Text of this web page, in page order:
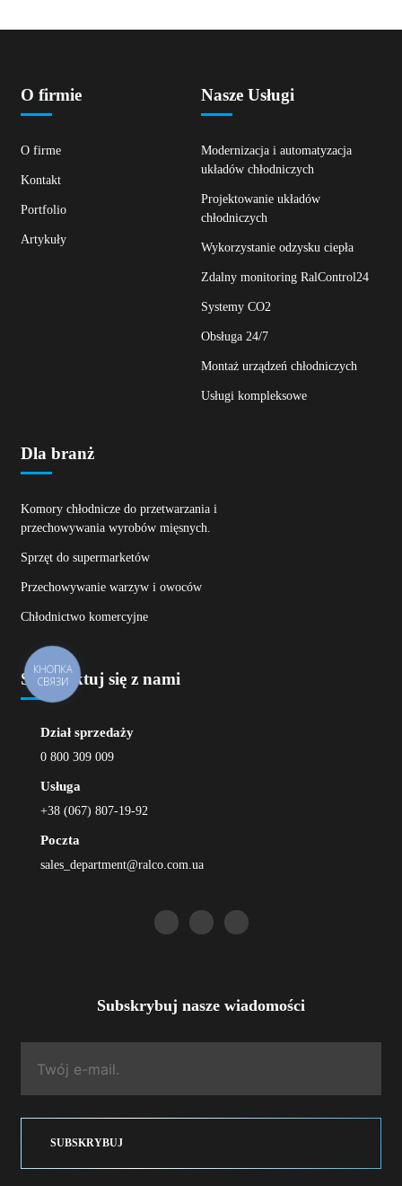
O firmie
O firme
Kontakt
Portfolio
Artykuły
Nasze Usługi
Modernizacja i automatyzacja
układów chłodniczych
Projektowanie układów
chłodniczych
Wykorzystanie odzysku ciepła
Zdalny monitoring RalControl24
Systemy CO2
Obsługa 24/7
Montaż urządzeń chłodniczych
Usługi kompleksowe
Dla branż
Komory chłodnicze do przetwarzania i
przechowywania wyrobów mięsnych.
Sprzęt do supermarketów
Przechowywanie warzyw i owoców
Chłodnictwo komercyjne
Skontaktuj się z nami
Dział sprzedaży
0 800 309 009
Usługa
+38 (067) 807-19-92
Poczta
sales_department@ralco.com.ua
Subskrybuj nasze wiadomości
SUBSKRYBUJ
КНОПКА
СВЯЗИ